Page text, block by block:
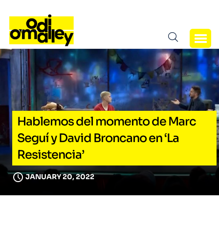
Hablemos del momento de Marc
Seguí y David Broncano en ‘La
Resistencia’
JANUARY 20, 2022